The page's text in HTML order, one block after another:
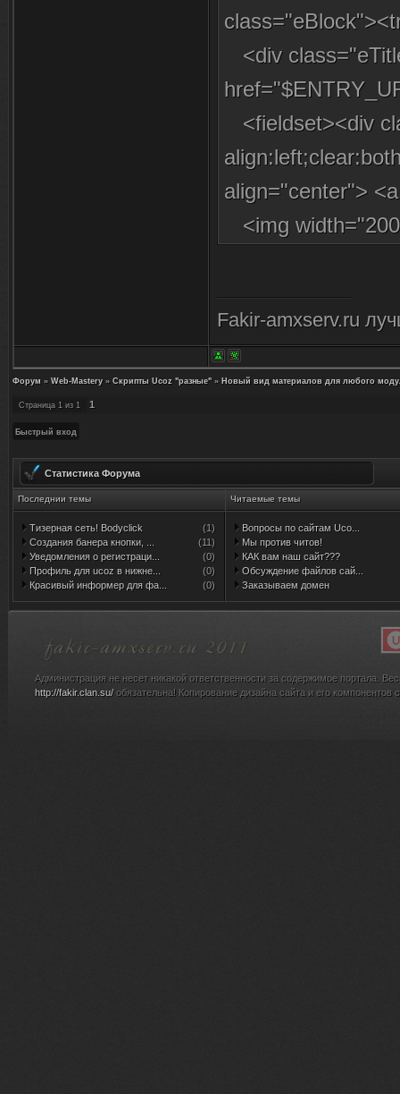
<div
<fieldset><div
align="center">
<img
<fieldset><div
#B8B8B8;">
<div
<div
<a
Просмотров:
Добавил: <a
Fakir-amxserv.ru
Форум » Web-Mastery » Скрипты Ucoz "разные" » Новый вид материалов для любого
Страница 1 из 1 1
Статистика Форума
Последнии темы Читаемые темы
Тизерная сеть! Bodyclick
(1)
Создания банера кнопки, ...
(11)
Уведомления о регистраци...
(0)
Профиль для ucoz в нижне...
(0)
Красивый информер для фа...
(0)
Вопросы по сайтам Uco...
Мы против читов!
КАК вам наш сайт???
Обсуждение файлов сай...
Заказываем домен
Администрация не несет никакой ответственности за содержимое портала.
http://fakir.clan.su/обязательна! Копирование дизайна сайта и его